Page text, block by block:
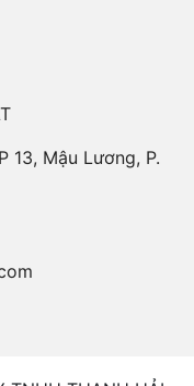
13, Mậu Lương, P.